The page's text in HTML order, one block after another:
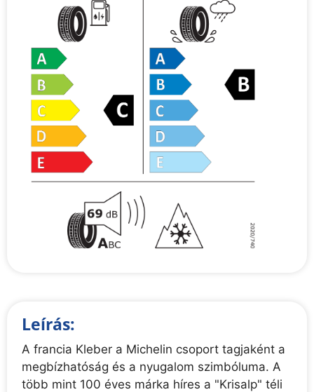
Leírás:
A francia Kleber a Michelin csoport tagjaként a
megbízhatóság és a nyugalom szimbóluma. A
több mint 100 éves márka híres a "Krisalp" téli